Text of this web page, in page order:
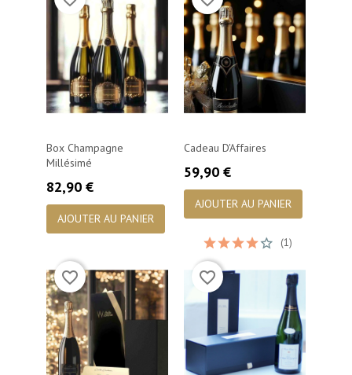
Box Champagne
Millésimé
Prix
82,90 €
AJOUTER AU PANIER
Cadeau D'Affaires
Prix
59,90 €
AJOUTER AU PANIER
favorite_border
(1)
favorite_border